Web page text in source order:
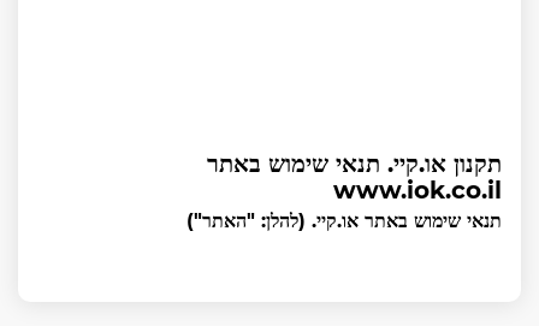
תקנון או.קיי. תנאי שימוש באתר
www.iok.co.il
תנאי שימוש באתר או.קיי. (להלן: "האתר")